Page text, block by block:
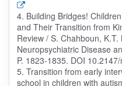
4. Building Bridges!
and Their Transition from
Review / S. Chahboun,
Neuropsychiatric Disease
P. 1823-1835. DOI
5. Transition from early
school in children with